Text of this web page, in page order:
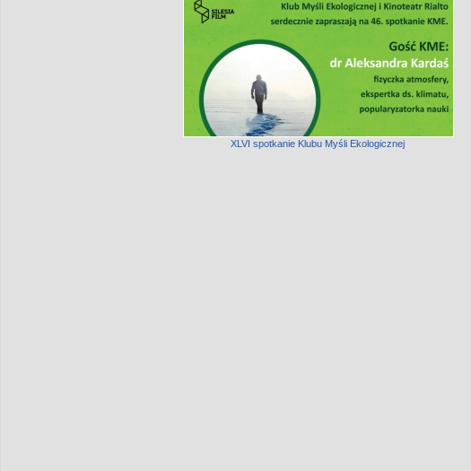
XLVI spotkanie Klubu Myśli Ekologicznej